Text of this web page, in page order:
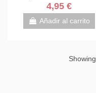
4,95 €
Añadir al carrito